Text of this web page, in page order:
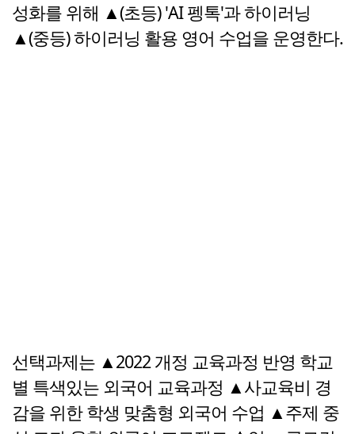
성화를 위해 ▲(초등) 'AI 펭톡'과 하이러닝
▲(중등) 하이러닝 활용 영어 수업을 운영한다.
선택과제는 ▲2022 개정 교육과정 반영 학교
별 특색있는 외국어 교육과정 ▲사교육비 경
감을 위한 학생 맞춤형 외국어 수업 ▲주제 중